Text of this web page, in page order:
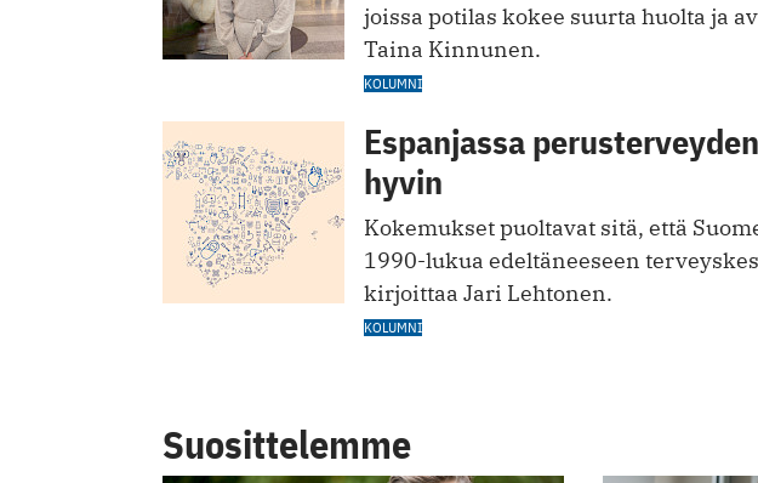
joissa potilas kokee suurta huolta ja
Taina Kinnunen.
KOLUMNI
Espanjassa
hyvin
Kokemukset puoltavat sitä, että
1990-lukua edeltäneeseen
kirjoittaa Jari Lehtonen.
KOLUMNI
Suosittelemme